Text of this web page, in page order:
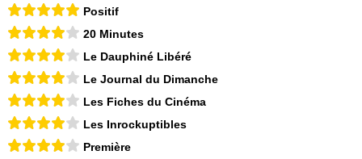
Positif
20 Minutes
Le Dauphiné Libéré
Le Journal du Dimanche
Les Fiches du Cinéma
Les Inrockuptibles
Première